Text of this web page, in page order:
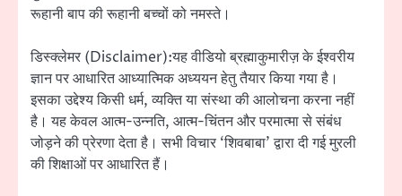
रूहानी बाप की रूहानी बच्चों को नमस्ते।
डिस्क्लेमर (Disclaimer):यह वीडियो ब्रह्माकुमारीज़ के ईश्वरीय
ज्ञान पर आधारित आध्यात्मिक अध्ययन हेतु तैयार किया गया है।
इसका उद्देश्य किसी धर्म, व्यक्ति या संस्था की आलोचना करना नहीं
है। यह केवल आत्म-उन्नति, आत्म-चिंतन और परमात्मा से संबंध
जोड़ने की प्रेरणा देता है। सभी विचार ‘शिवबाबा’ द्वारा दी गई मुरली
की शिक्षाओं पर आधारित हैं।